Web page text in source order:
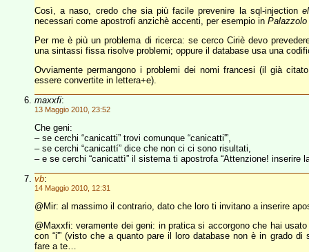
Così, a naso, credo che sia più facile prevenire la sql-injection
necessari come apostrofi anzichè accenti, per esempio in Palazzolo
Per me è più un problema di ricerca: se cerco Ciriè devo
una sintassi fissa risolve problemi; oppure il database usa una
Ovviamente permangono i problemi dei nomi francesi (il già
essere convertite in lettera+e).
maxxfi:
13 Maggio 2010, 23:52
Che geni:
– se cerchi “canicatti” trovi comunque “canicatti'”,
– se cerchi “canicattí” dice che non ci ci sono risultati,
– e se cerchi “canicattì” il sistema ti apostrofa “Attenzione! inserire
vb:
14 Maggio 2010, 12:31
@Mir: al massimo il contrario, dato che loro ti invitano a inserire
@Maxxfi: veramente dei geni: in pratica si accorgono che hai
con “i'” (visto che a quanto pare il loro database non è in grado
fare a te…